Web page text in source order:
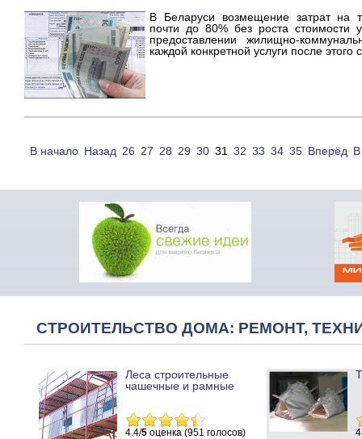
В Беларуси возмещение затрат на
почти до 80% без роста
предоставлении жилищно-
каждой конкретной услуги после этого
В начало Назад 26 27 28 29 30 31 32 33 34 35 Вперёд
СТРОИТЕЛЬСТВО ДОМА: РЕМОНТ,
Леса строительные
чашечные и рамные
4.4/5 оценка (951 голосов)